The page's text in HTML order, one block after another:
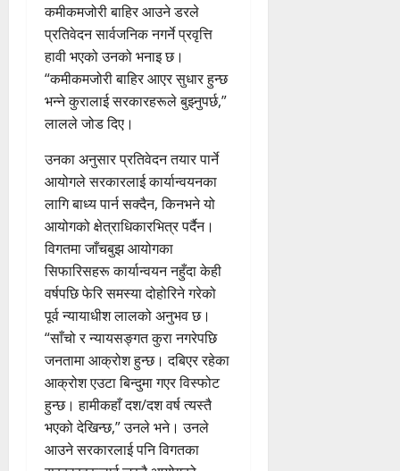
कमीकमजोरी बाहिर आउने डरले
प्रतिवेदन सार्वजनिक नगर्ने प्रवृत्ति
हावी भएको उनको भनाइ छ।
“कमीकमजोरी बाहिर आएर सुधार हुन्छ
भन्ने कुरालाई सरकारहरूले बुझ्नुपर्छ,”
लालले जोड दिए।
उनका अनुसार प्रतिवेदन तयार पार्ने
आयोगले सरकारलाई कार्यान्वयनका
लागि बाध्य पार्न सक्दैन, किनभने यो
आयोगको क्षेत्राधिकारभित्र पर्दैन।
विगतमा जाँचबुझ आयोगका
सिफारिसहरू कार्यान्वयन नहुँदा केही
वर्षपछि फेरि समस्या दोहोरिने गरेको
पूर्व न्यायाधीश लालको अनुभव छ।
“साँचो र न्यायसङ्गत कुरा नगरेपछि
जनतामा आक्रोश हुन्छ। दबिएर रहेका
आक्रोश एउटा बिन्दुमा गएर विस्फोट
हुन्छ। हामीकहाँ दश/दश वर्ष त्यस्तै
भएको देखिन्छ,” उनले भने। उनले
आउने सरकारलाई पनि विगतका